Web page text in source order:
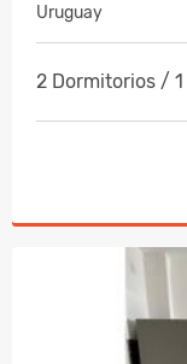
Uruguay
2 Dormitorios /